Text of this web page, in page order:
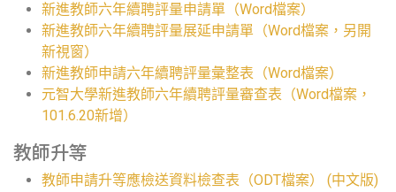
新進教師六年續聘評量申請單（Word檔案）
新進教師六年續聘評量展延申請單（Word檔案，另開
新視窗）
新進教師申請六年續聘評量彙整表（Word檔案）
元智大學新進教師六年續聘評量審查表（Word檔案，
101.6.20新增）
教師升等
教師申請升等應檢送資料檢查表（ODT檔案）
(中文版)